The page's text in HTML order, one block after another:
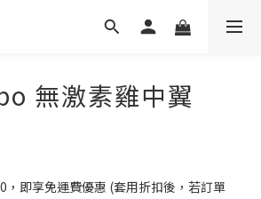
無激素雞中翼
，即享免運費優惠 (套用折扣後，若訂單